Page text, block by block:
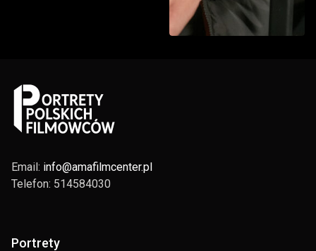
Email: info@amafilmcenter.pl
Telefon: 514584030
Portrety